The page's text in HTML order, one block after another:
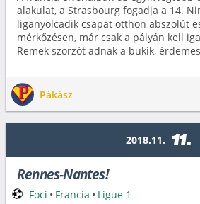
alakulat, a Strasbourg fogadja a 14.
liganyolcadik csapat otthon abszolút
mérkőzésen, már csak a pályán kell
Remek szorzót adnak a bukik,
Pákász
2018.11. 11.
Rennes-Nantes!
Foci • Francia • Ligue 1